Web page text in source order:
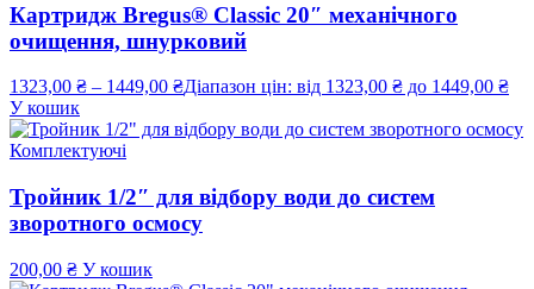
Картридж Bregus® Classic 20″ механічного
очищення, шнурковий
1323,00 ₴ – 1449,00 ₴Діапазон цін: від 1323,00 ₴ до 1449,00 ₴
У кошик
Комплектуючі
Тройник 1/2″ для відбору води до систем
зворотного осмосу
200,00 ₴ У кошик